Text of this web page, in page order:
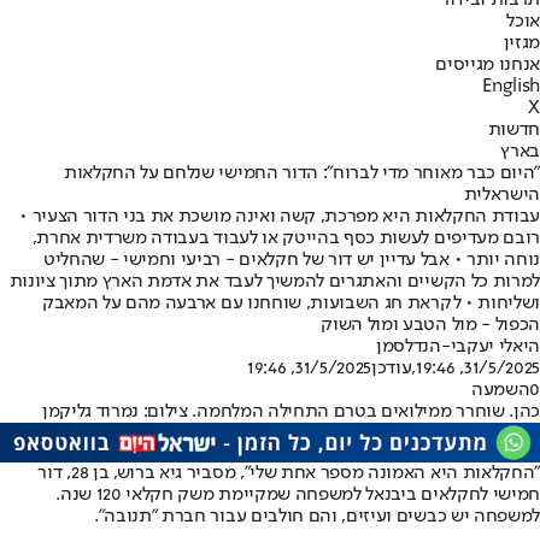
אוכל
מגזין
אנחנו מגייסים
English
X
חדשות
בארץ
"היום כבר מאוחר מדי לברוח": הדור החמישי שנלחם על החקלאות
הישראלית
עבודת החקלאות היא מפרכת, קשה ואינה מושכת את בני הדור הצעיר •
רובם מעדיפים לעשות כסף בהייטק או לעבוד בעבודה משרדית אחרת,
נוחה יותר • אבל עדיין יש דור של חקלאים - רביעי וחמישי - שהחליט
למרות כל הקשיים והאתגרים להמשיך לעבד את אדמת הארץ מתוך ציונות
ושליחות • לקראת חג השבועות, שוחחנו עם ארבעה מהם על המאבק
הכפול - מול הטבע ומול השוק
היאלי יעקבי-הנדלסמן
31/5/2025, 19:46
,עודכן31/5/2025, 19:46
0השמעה
כהן. שוחרר ממילואים בטרם התחילה המלחמה. צילום: נמרוד גליקמן
"החקלאות היא האמונה מספר אחת שלי", מסביר גיא ברוש, בן 28, דור
חמישי לחקלאים ביבנאל למשפחה שמקיימת משק חקלאי 120 שנה.
למשפחה יש כבשים ועיזים, והם חולבים עבור חברת "תנובה".